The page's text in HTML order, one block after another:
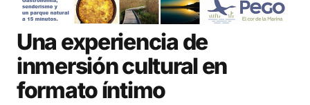
Una experiencia de
inmersión cultural en
formato íntimo